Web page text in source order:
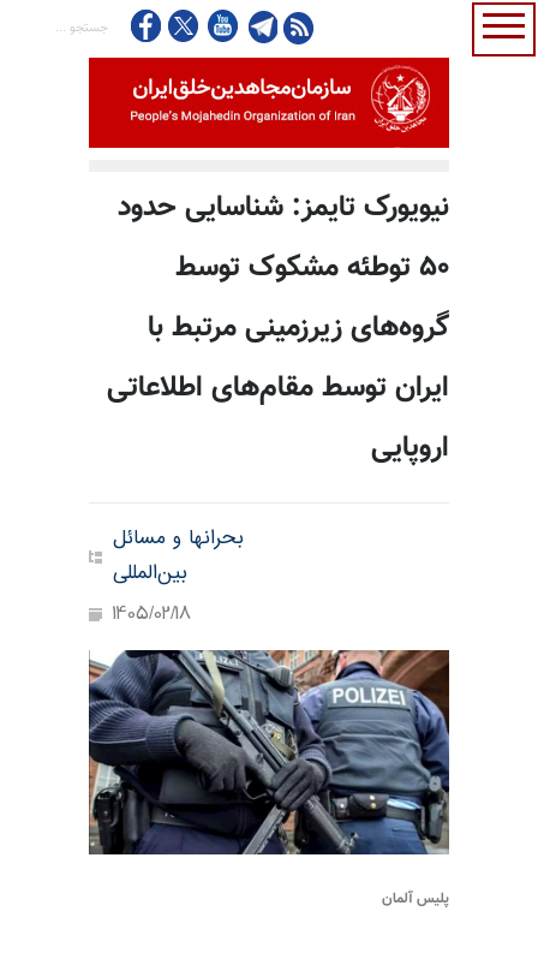
نیویورک تایمز: شناسایی حدود
۵۰ توطئه مشکوک توسط
گروه‌های زیرزمینی مرتبط با
ایران توسط مقام‌های اطلاعاتی
اروپایی
بحرانها و مسائل
بین‌المللی
1405/02/18
پلیس آلمان